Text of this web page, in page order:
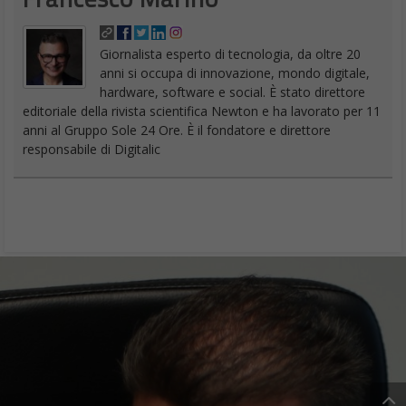
Giornalista esperto di tecnologia, da oltre 20
anni si occupa di innovazione, mondo digitale,
hardware, software e social. È stato direttore
editoriale della rivista scientifica Newton e ha lavorato per 11
anni al Gruppo Sole 24 Ore. È il fondatore e direttore
responsabile di Digitalic